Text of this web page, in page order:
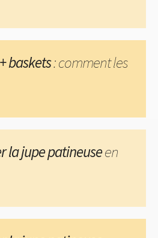
baskets: comment les
la jupe patineuseen